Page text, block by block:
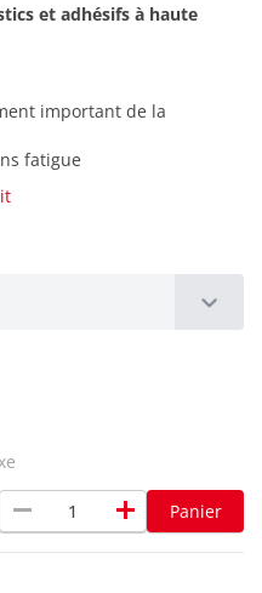
et adhésifs à haute
important de la
fatigue
remove add Panier